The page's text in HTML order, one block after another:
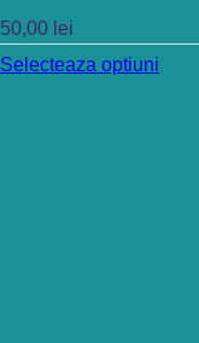
50,00 lei
Selecteaza optiuni